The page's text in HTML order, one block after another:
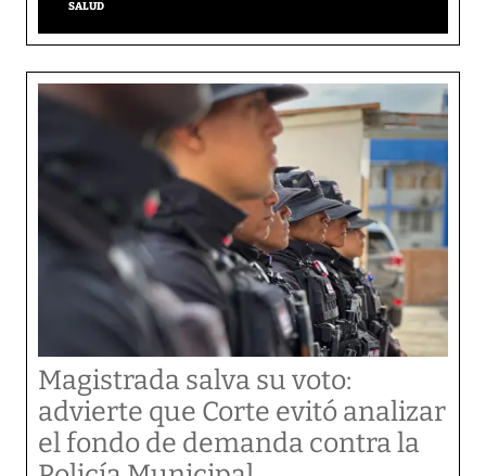
SALUD
Magistrada salva su voto:
advierte que Corte evitó analizar
el fondo de demanda contra la